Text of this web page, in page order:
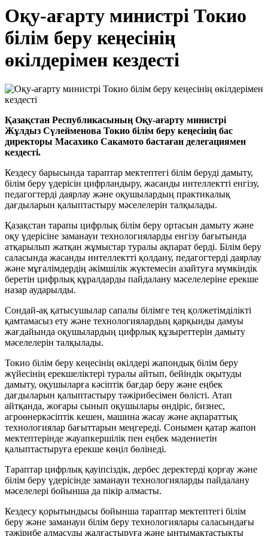
Оқу-ағарту министрі Токио
білім беру кеңесінің
өкілдерімен кездесті
Қазақстан Республикасының Оқу-ағарту министрі
Жұлдыз Сүлейменова Токио білім беру кеңесінің бас
директоры Масахико Сакамото бастаған делегациямен
кездесті.
Кездесу барысында тараптар мектептегі білім беруді дамыту,
білім беру үдерісін цифрландыру, жасанды интеллектті енгізу,
педагогтерді даярлау және оқушылардың практикалық
дағдыларын қалыптастыру мәселелерін талқылады.
Қазақстан тарапы цифрлық білім беру ортасын дамыту және
оқу үдерісіне заманауи технологияларды енгізу бағытында
атқарылып жатқан жұмыстар туралы ақпарат берді. Білім беру
саласында жасанды интеллектті қолдану, педагогтерді даярлау
және мұғалімдердің әкімшілік жүктемесін азайтуға мүмкіндік
беретін цифрлық құралдарды пайдалану мәселелеріне ерекше
назар аударылды.
Сондай-ақ қатысушылар сапалы білімге тең қолжетімділікті
қамтамасыз ету және технологиялардың қарқынды дамуы
жағдайында оқушылардың цифрлық құзыреттерін дамыту
мәселелерін талқылады.
Токио білім беру кеңесінің өкілдері жапондық білім беру
жүйесінің ерекшеліктері туралы айтып, бейіндік оқытуды
дамыту, оқушыларға кәсіптік бағдар беру және еңбек
дағдыларын қалыптастыру тәжірибесімен бөлісті. Атап
айтқанда, жоғары сынып оқушылары өндіріс, бизнес,
агроөнеркәсіптік кешен, машина жасау және ақпараттық
технологиялар бағыттарын меңгереді. Сонымен қатар жапон
мектептерінде жауапкершілік пен еңбек мәдениетін
қалыптастыруға ерекше көңіл бөлінеді.
Тараптар цифрлық қауіпсіздік, дербес деректерді қорғау және
білім беру үдерісінде заманауи технологияларды пайдалану
мәселелері бойынша да пікір алмасты.
Кездесу қорытындысы бойынша тараптар мектептегі білім
беру және заманауи білім беру технологиялары саласындағы
тәжірибе алмасуды жалғастыруға және ынтымақтастықты